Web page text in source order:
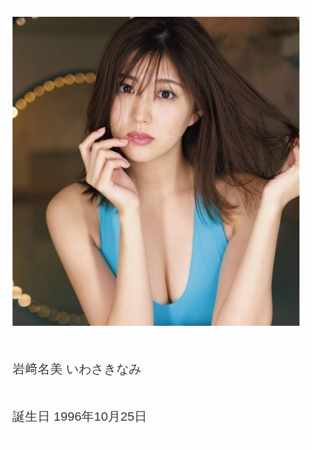
岩﨑名美 いわさきなみ
誕生日 1996年10月25日